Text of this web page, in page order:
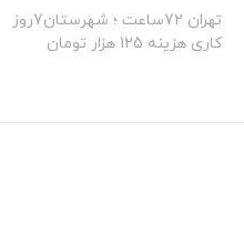
تهران 72ساعت ؛ شهرستان7روز
کاری هزینه 125 هزار تومان